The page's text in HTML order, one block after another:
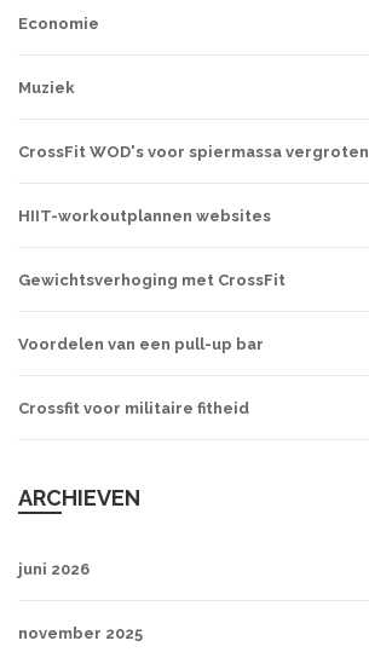
Economie
Muziek
CrossFit WOD's voor spiermassa vergroten
HIIT-workoutplannen websites
Gewichtsverhoging met CrossFit
Voordelen van een pull-up bar
Crossfit voor militaire fitheid
ARCHIEVEN
juni 2026
november 2025